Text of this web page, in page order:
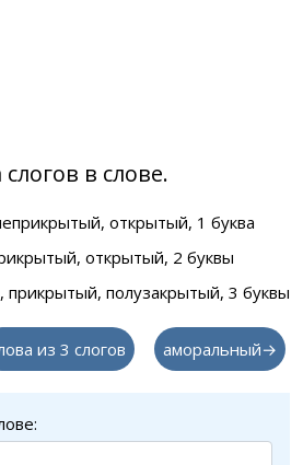
в слове.
открытый, 1 буква
открытый, 2 буквы
полузакрытый, 3 буквы
из 3 слогов аморальный→